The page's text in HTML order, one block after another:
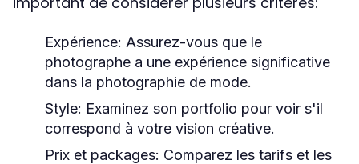
Expérience: Assurez-vous que le
photographe a une expérience significative
dans la photographie de mode.
Style: Examinez son portfolio pour voir s'il
correspond à votre vision créative.
Prix et packages: Comparez les tarifs et les